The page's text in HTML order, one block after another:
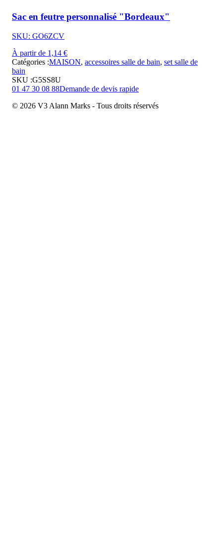
Sac en feutre personnalisé "Bordeaux"
SKU: GO6ZCV
À partir de 1,14 €
Catégories :MAISON, accessoires salle de bain, set salle de
bain
SKU :G5SS8U
01 47 30 08 88Demande de devis rapide
© 2026 V3 Alann Marks - Tous droits réservés